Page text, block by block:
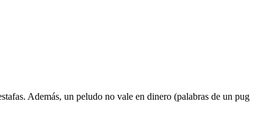
Además, un peludo no vale en dinero (palabras de un pug